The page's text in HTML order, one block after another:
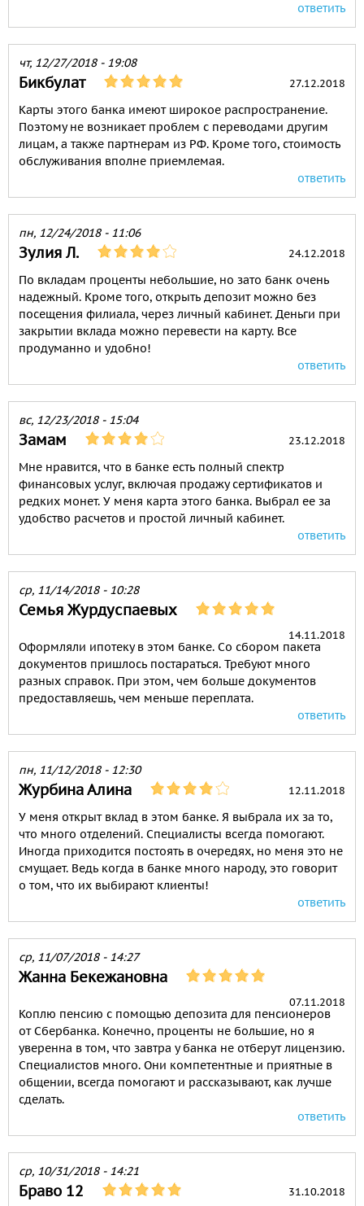
ответить
чт, 12/27/2018 - 19:08
Бикбулат 27.12.2018
Карты этого банка имеют широкое распространение.
Поэтому не возникает проблем с переводами другим
лицам, а также партнерам из РФ. Кроме того, стоимость
обслуживания вполне приемлемая.
ответить
пн, 12/24/2018 - 11:06
Зулия Л. 24.12.2018
По вкладам проценты небольшие, но зато банк очень
надежный. Кроме того, открыть депозит можно без
посещения филиала, через личный кабинет. Деньги при
закрытии вклада можно перевести на карту. Все
продуманно и удобно!
ответить
вс, 12/23/2018 - 15:04
Замам 23.12.2018
Мне нравится, что в банке есть полный спектр
финансовых услуг, включая продажу сертификатов и
редких монет. У меня карта этого банка. Выбрал ее за
удобство расчетов и простой личный кабинет.
ответить
ср, 11/14/2018 - 10:28
Семья Журдуспаевых
14.11.2018
Оформляли ипотеку в этом банке. Со сбором пакета
документов пришлось постараться. Требуют много
разных справок. При этом, чем больше документов
предоставляешь, чем меньше переплата.
ответить
пн, 11/12/2018 - 12:30
Журбина Алина 12.11.2018
У меня открыт вклад в этом банке. Я выбрала их за то,
что много отделений. Специалисты всегда помогают.
Иногда приходится постоять в очередях, но меня это не
смущает. Ведь когда в банке много народу, это говорит
о том, что их выбирают клиенты!
ответить
ср, 11/07/2018 - 14:27
Жанна Бекежановна
07.11.2018
Коплю пенсию с помощью депозита для пенсионеров
от Сбербанка. Конечно, проценты не большие, но я
уверенна в том, что завтра у банка не отберут лицензию.
Специалистов много. Они компетентные и приятные в
общении, всегда помогают и рассказывают, как лучше
сделать.
ответить
ср, 10/31/2018 - 14:21
Браво 12 31.10.2018